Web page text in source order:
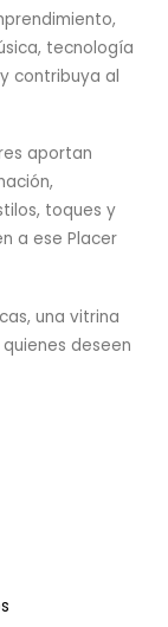
tecnología
contribuya al
aportan
toques y
a ese Placer
una vitrina
deseen